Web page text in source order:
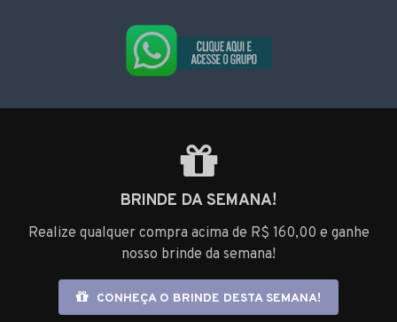
BRINDE DA SEMANA!
Realize qualquer compra acima de R$ 160,00 e ganhe
nosso brinde da semana!
CONHEÇA O BRINDE DESTA SEMANA!